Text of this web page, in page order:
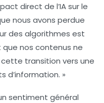
direct de l’IA sur le
nous avons perdue
des algorithmes est
nos contenus ne
transition vers une
d’information. »
sentiment général